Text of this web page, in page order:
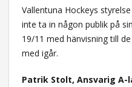
Vallentuna Hockeys
inte ta in någon publik på
19/11 med hänvisning till
med igår.
Patrik Stolt, Ansvarig